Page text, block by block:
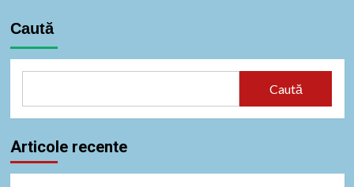
Preveni?
Caută
Caută
Articole recente